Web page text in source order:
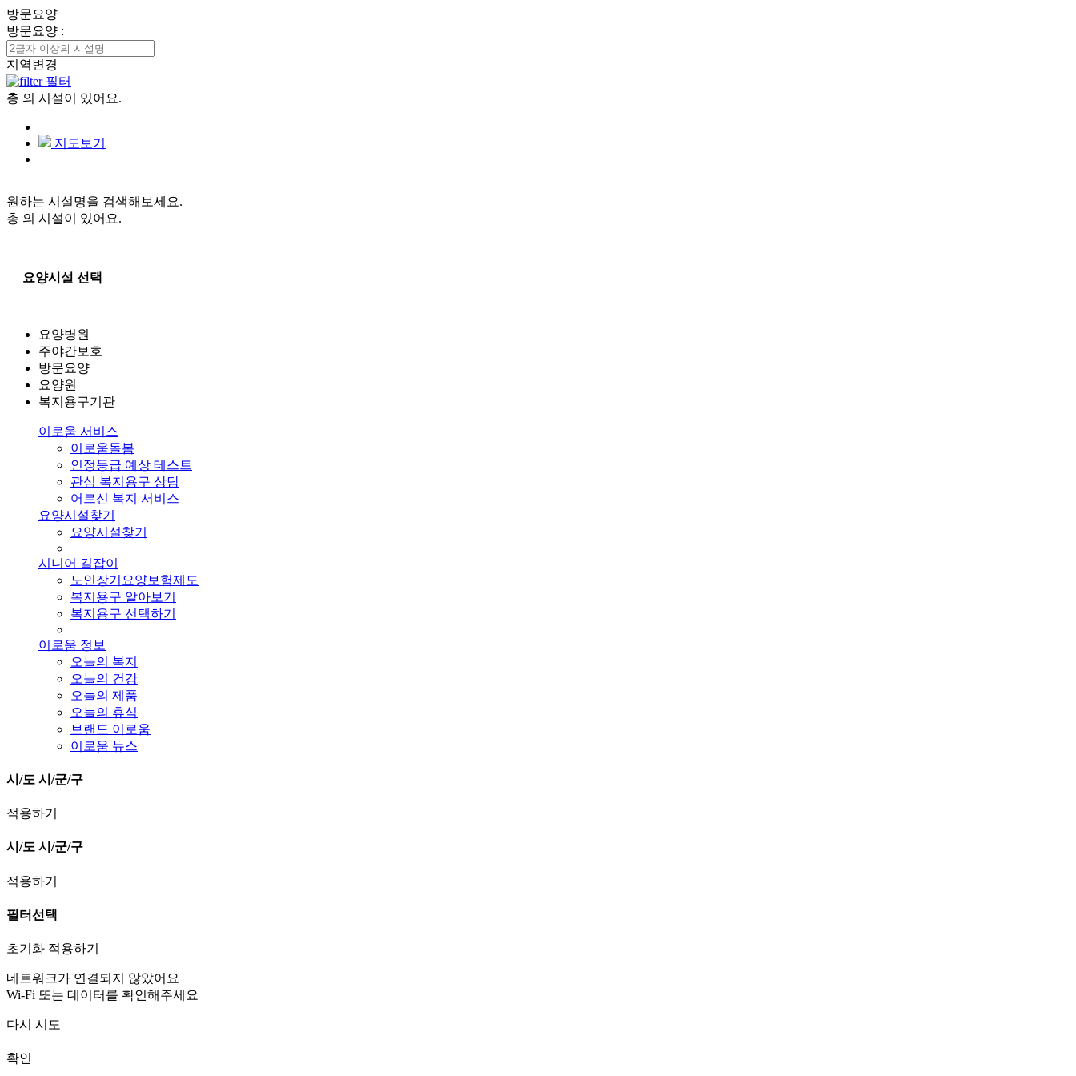
방문요양
방문요양 :
지역변경
필터
총 의 시설이 있어요.
지도보기
원하는 시설명을 검색해보세요.
총 의 시설이 있어요.
요양시설 선택
요양병원
주야간보호
방문요양
요양원
복지용구기관
이로움 서비스
이로움돌봄
인정등급 예상 테스트
관심 복지용구 상담
어르신 복지 서비스
요양시설찾기
요양시설찾기
시니어 길잡이
노인장기요양보험제도
복지용구 알아보기
복지용구 선택하기
이로움 정보
오늘의 복지
오늘의 건강
오늘의 제품
오늘의 휴식
브랜드 이로움
이로움 뉴스
시/도 시/군/구
적용하기
시/도 시/군/구
적용하기
필터선택
초기화 적용하기
네트워크가 연결되지 않았어요
Wi-Fi 또는 데이터를 확인해주세요
다시 시도
확인